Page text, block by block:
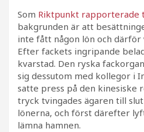
Som Riktpunkt rapporterade
bakgrunden är att
inte fått någon lön och därför
Efter fackets ingripande
kvarstad. Den ryska
sig dessutom med kollegor i
satte press på den kinesiske
tryck tvingades ägaren till
lönerna, och först därefter
lämna hamnen.